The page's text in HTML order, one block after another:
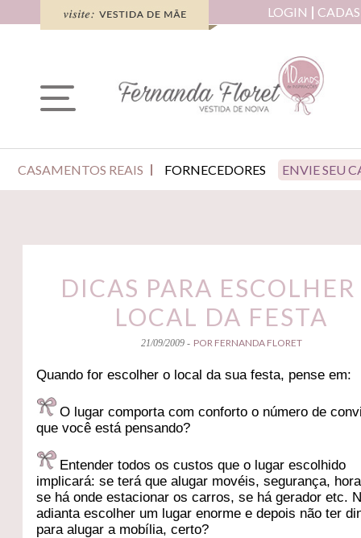
LOGIN
CASAMENTOS REAIS FORNECEDORES ENVIE SEU
DICAS PARA
LOCAL DA FESTA
21/09/2009 - POR FERNANDA FLORET
Quando for escolher o local da sua festa, pense em:
O lugar comporta com conforto o número de
que você está pensando?
Entender todos os custos que o lugar escolhido
implicará: se terá que alugar movéis, segurança,
se há onde estacionar os carros, se há gerador etc.
adianta escolher um lugar enorme e depois não ter
para alugar a mobília, certo?